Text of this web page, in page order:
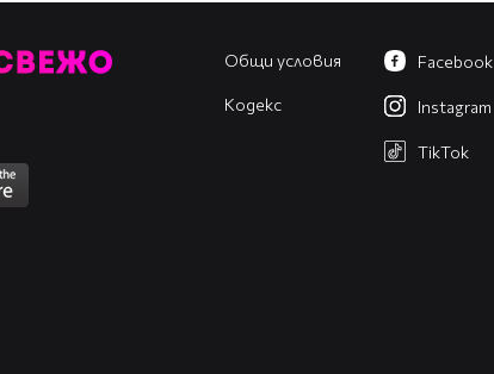
Общи условия
Кодекс
Facebook
Instagram
TikTok